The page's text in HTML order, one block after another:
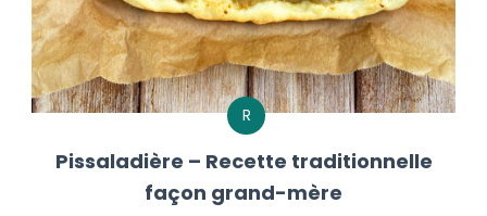
R
Pissaladière – Recette traditionnelle
façon grand-mère